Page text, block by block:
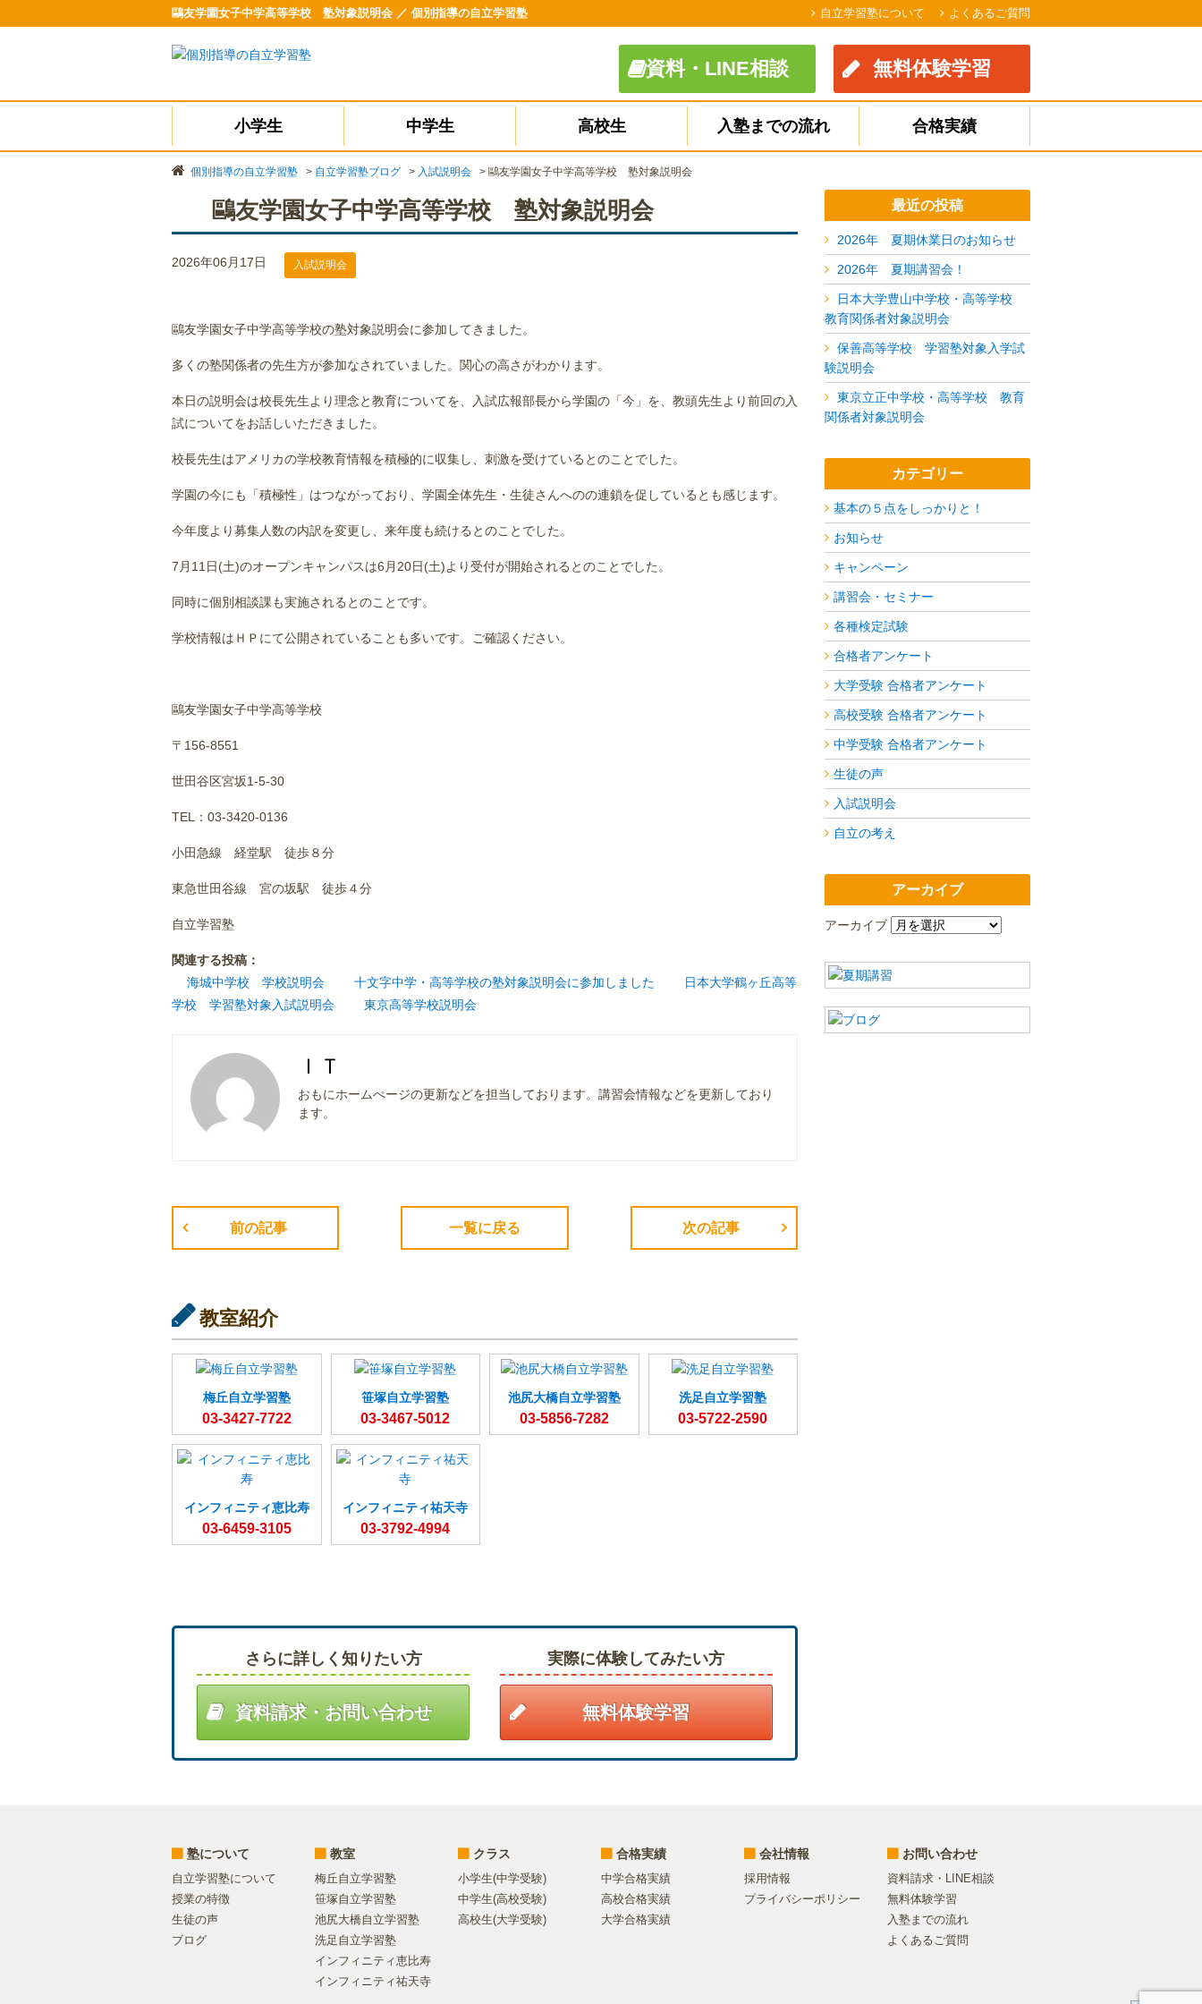
鷗友学園女子中学高等学校 塾対象説明会 ／ 個別指導の自立学習塾 自立学習塾について よくあるご質問
資料・LINE相談 無料体験学習
小学生 中学生 高校生 入塾までの流れ 合格実績
個別指導の自立学習塾 > 自立学習塾ブログ > 入試説明会 > 鷗友学園女子中学高等学校 塾対象説明会
鷗友学園女子中学高等学校 塾対象説明会
2026年06月17日 入試説明会
鷗友学園女子中学高等学校の塾対象説明会に参加してきました。
多くの塾関係者の先生方が参加なされていました。関心の高さがわかります。
本日の説明会は校長先生より理念と教育についてを、入試広報部長から学園の「今」を、教頭先生より前回の入
試についてをお話しいただきました。
校長先生はアメリカの学校教育情報を積極的に収集し、刺激を受けているとのことでした。
学園の今にも「積極性」はつながっており、学園全体先生・生徒さんへのの連鎖を促しているとも感じます。
今年度より募集人数の内訳を変更し、来年度も続けるとのことでした。
7月11日(土)のオープンキャンパスは6月20日(土)より受付が開始されるとのことでした。
同時に個別相談課も実施されるとのことです。
学校情報はＨＰにて公開されていることも多いです。ご確認ください。
鷗友学園女子中学高等学校
〒156-8551
世田谷区宮坂1-5-30
TEL：03-3420-0136
小田急線 経堂駅 徒歩８分
東急世田谷線 宮の坂駅 徒歩４分
自立学習塾
関連する投稿：
海城中学校 学校説明会
十文字中学・高等学校の塾対象説明会に参加しました
日本大学鶴ヶ丘高等
学校 学習塾対象入試説明会
東京高等学校説明会
ＩＴ
おもにホームぺージの更新などを担当しております。講習会情報などを更新しており
ます。
前の記事 一覧に戻る 次の記事
教室紹介
梅丘自立学習塾
03-3427-7722
笹塚自立学習塾
03-3467-5012
池尻大橋自立学習塾
03-5856-7282
洗足自立学習塾
03-5722-2590
インフィニティ恵比寿
03-6459-3105
インフィニティ祐天寺
03-3792-4994
さらに詳しく知りたい方
資料請求・お問い合わせ
実際に体験してみたい方
無料体験学習
最近の投稿
2026年 夏期休業日のお知らせ
2026年 夏期講習会！
日本大学豊山中学校・高等学校
教育関係者対象説明会
保善高等学校 学習塾対象入学試
験説明会
東京立正中学校・高等学校 教育
関係者対象説明会
カテゴリー
基本の５点をしっかりと！
お知らせ
キャンペーン
講習会・セミナー
各種検定試験
合格者アンケート
大学受験 合格者アンケート
高校受験 合格者アンケート
中学受験 合格者アンケート
生徒の声
入試説明会
自立の考え
アーカイブ
アーカイブ
塾について
自立学習塾について
授業の特徴
生徒の声
ブログ
教室
梅丘自立学習塾
笹塚自立学習塾
池尻大橋自立学習塾
洗足自立学習塾
インフィニティ恵比寿
インフィニティ祐天寺
クラス
小学生(中学受験)
中学生(高校受験)
高校生(大学受験)
合格実績
中学合格実績
高校合格実績
大学合格実績
会社情報
採用情報
プライバシーポリシー
お問い合わせ
資料請求・LINE相談
無料体験学習
入塾までの流れ
よくあるご質問